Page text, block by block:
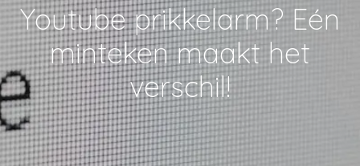
Youtube prikkelarm? Eén
minteken maakt het
verschil!